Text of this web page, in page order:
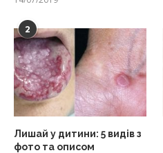
2
Лишай у дитини: 5 видів з
фото та описом